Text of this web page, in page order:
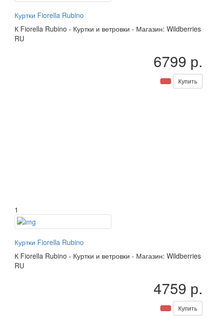
Куртки Fiorella Rubino
К Fiorella Rubino - Куртки и ветровки - Магазин: Wildberries
RU
6799 р.
Купить
1
Куртки Fiorella Rubino
К Fiorella Rubino - Куртки и ветровки - Магазин: Wildberries
RU
4759 р.
Купить